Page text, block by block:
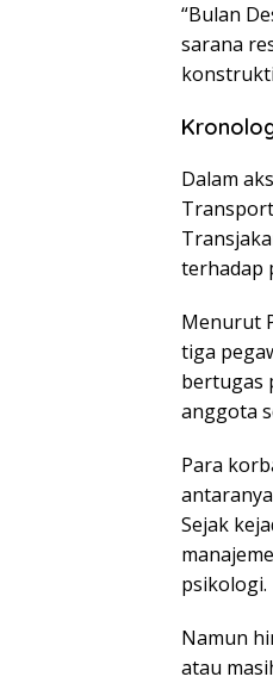
“Bulan
sarana
Dalam
terhadap
Menurut
tiga
bertugas
anggota
Para
Sejak
psikologi.
Namun
atau